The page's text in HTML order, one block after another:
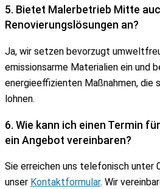
5. Bietet Malerbetrieb Mitte
Renovierungslösungen an?
Ja, wir setzen bevorzugt
emissionsarme Materialien ein und
energieeffizienten Maßnahmen,
lohnen.
6. Wie kann ich einen Termin
ein Angebot vereinbaren?
Sie erreichen uns telefonisch unter
unser Kontaktformular. Wir